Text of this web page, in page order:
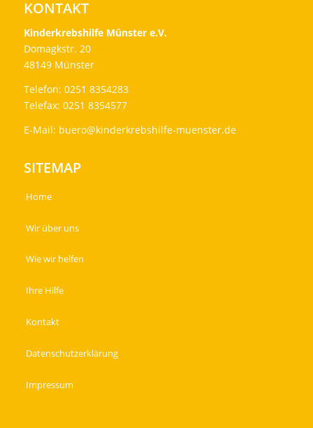
KONTAKT
Kinderkrebshilfe Münster e.V.
Domagkstr. 20
48149 Münster
Telefon: 0251 8354283
Telefax: 0251 8354577
E-Mail: buero@kinderkrebshilfe-muenster.de
SITEMAP
Home
Wir über uns
Wie wir helfen
Ihre Hilfe
Kontakt
Datenschutzerklärung
Impressum